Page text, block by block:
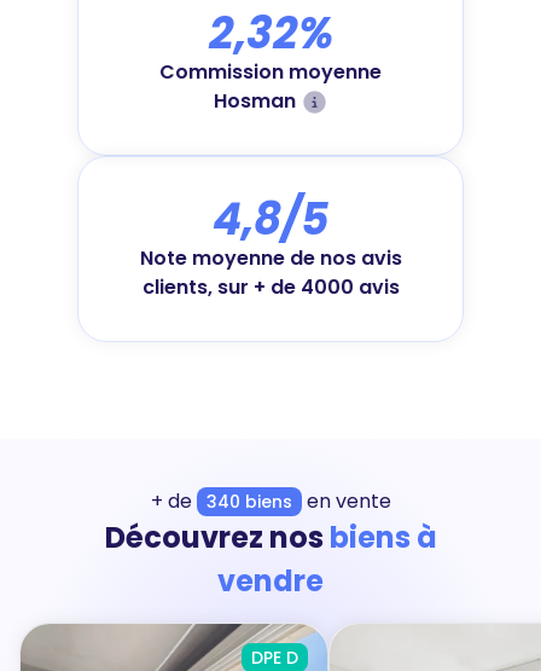
2,32%
Commission moyenne
Hosman
4,8/5
Note moyenne de nos avis
clients, sur + de 4000 avis
+ de 340 biens en vente
Découvrez nosbiens à
vendre
DPE D